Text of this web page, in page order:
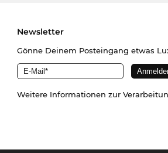
Newsletter
Gönne Deinem Posteingang etwas
Weitere Informationen zur